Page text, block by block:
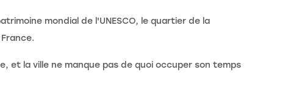
mondial de l'UNESCO, le quartier de la
et la ville ne manque pas de quoi occuper son temps